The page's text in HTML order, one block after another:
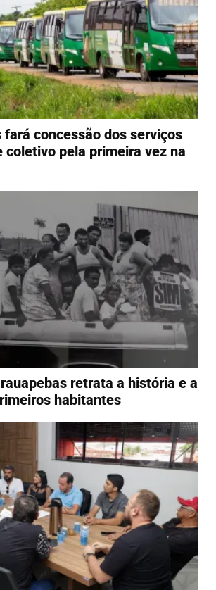
fará concessão dos serviços
coletivo pela primeira vez na
retrata a história e a
habitantes